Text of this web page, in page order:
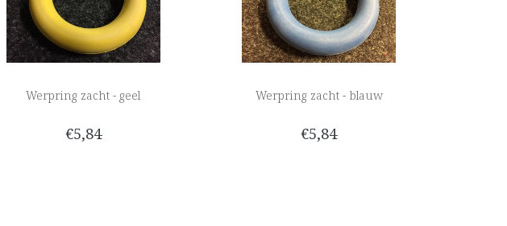
Werpring zacht - geel
€5,84
Werpring zacht - blauw
€5,84